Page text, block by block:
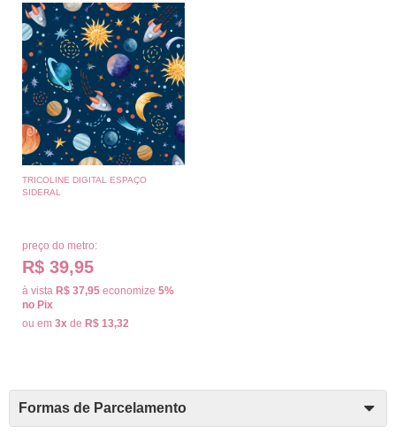
TRICOLINE DIGITAL ESPAÇO
SIDERAL
preço do metro:
R$ 39,95
à vista R$ 37,95 economize 5%
no Pix
ou em 3x de R$ 13,32
Formas de Parcelamento